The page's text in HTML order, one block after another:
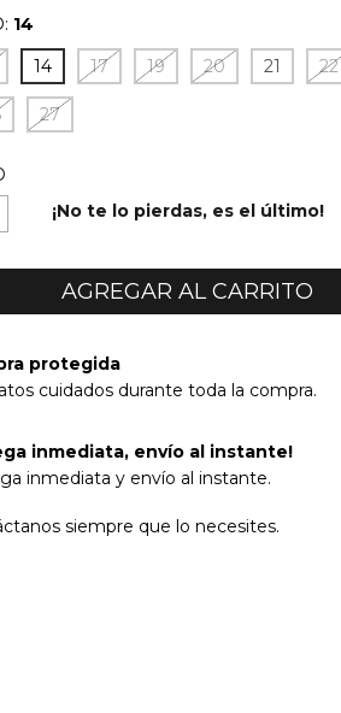
14
14 17 19 20 21 22
27
¡No te lo pierdas, es el último!
protegida
cuidados durante toda la compra.
inmediata, envío al instante!
inmediata y envío al instante.
siempre que lo necesites.